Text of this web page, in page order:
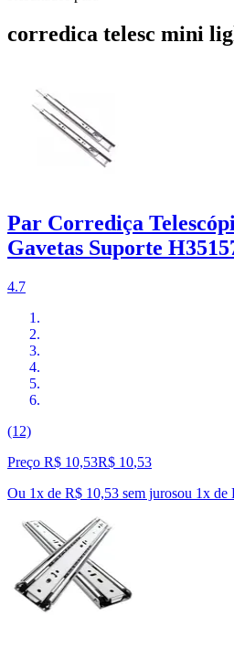
corredica telesc mini
Par Corrediça
Gavetas Suporte
4.7
(12)
Preço R$ 10,53R$ 10,53
Ou 1x de R$ 10,53 sem jurosou 1x de